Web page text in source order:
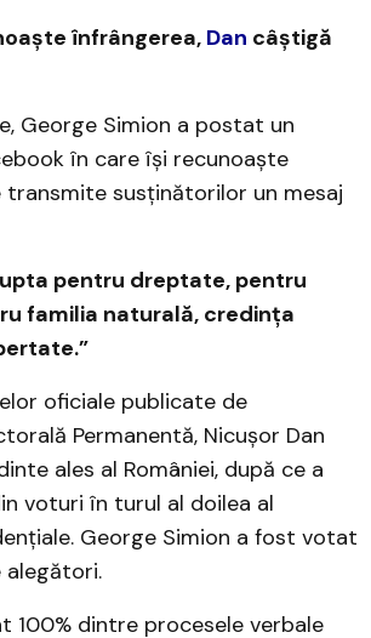
înfrângerea, Dan câștigă
George Simion a postat un
în care își recunoaște
transmite susținătorilor un mesaj
pentru dreptate, pentru
familia naturală, credința
oficiale publicate de
Permanentă, Nicușor Dan
ales al României, după ce a
voturi în turul al doilea al
George Simion a fost votat
alegători.
100% dintre procesele verbale